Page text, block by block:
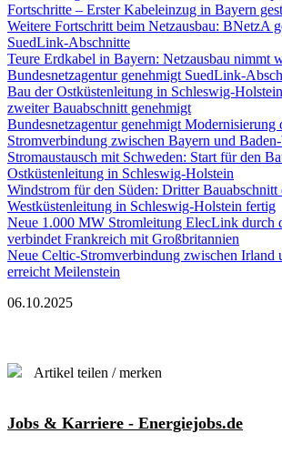
Fortschritte – Erster Kabeleinzug in Bayern
Weitere Fortschritt beim Netzausbau: BNetzA
SuedLink-Abschnitte
Teure Erdkabel in Bayern: Netzausbau nimmt
Bundesnetzagentur genehmigt SuedLink-
Bau der Ostküstenleitung in Schleswig-
zweiter Bauabschnitt genehmigt
Bundesnetzagentur genehmigt Modernisierung
Stromverbindung zwischen Bayern und
Stromaustausch mit Schweden: Start für den
Ostküstenleitung in Schleswig-Holstein
Windstrom für den Süden: Dritter Bauabschnitt
Westküstenleitung in Schleswig-Holstein fertig
Neue 1.000 MW Stromleitung ElecLink durch
verbindet Frankreich mit Großbritannien
Neue Celtic-Stromverbindung zwischen Irland
erreicht Meilenstein
06.10.2025
Artikel teilen / merken
Jobs & Karriere - Energiejobs.de